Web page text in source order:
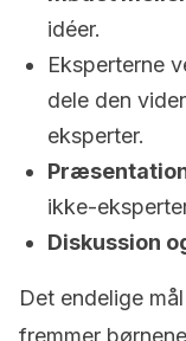
idéer.
Eksperterne
dele den
eksperter.
ikke-
Diskussion
Det endelige
fremmer